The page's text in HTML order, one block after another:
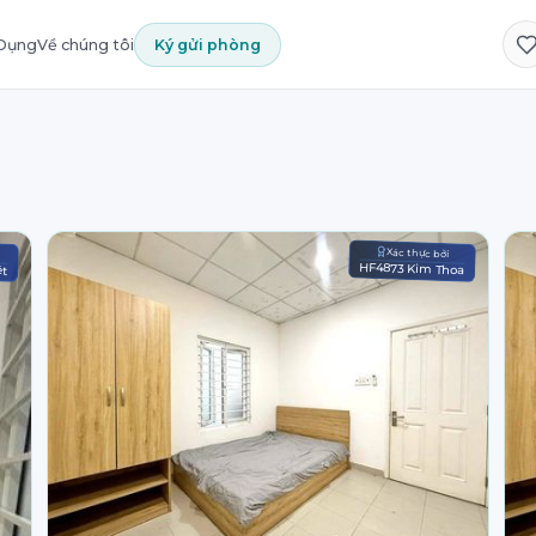
Về chúng tôi Ký gửi phòng
Xác thực bởi
HF4873 Kim Thoa